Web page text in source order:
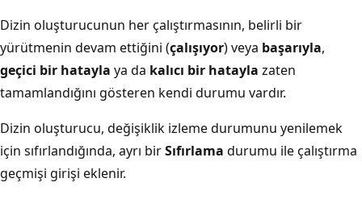
Dizin oluşturucunun her çalıştırmasının, belirli bir
yürütmenin devam ettiğini (çalışıyor) veya başarıyla,
geçici bir hatayla ya da kalıcı bir hatayla zaten
tamamlandığını gösteren kendi durumu vardır.
Dizin oluşturucu, değişiklik izleme durumunu yenilemek
için sıfırlandığında, ayrı birSıfırlama durumu ile çalıştırma
geçmişi girişi eklenir.